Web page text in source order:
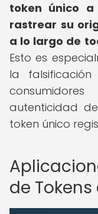
token único
rastrear su
a lo largo de
Esto es
la
autenticidad
token único
de